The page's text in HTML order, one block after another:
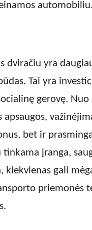
automobiliu.
dviračiu yra
Tai yra
gerovę. Nuo
apsaugos,
bet ir
tinkama įranga,
kiekvienas gali
priemonės